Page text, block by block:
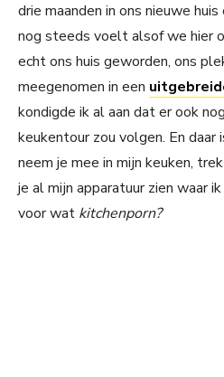
drie maanden in ons nieuwe
nog steeds voelt alsof we hier
echt ons huis geworden, ons
meegenomen in een
kondigde ik al aan dat er ook
keukentour zou volgen. En daar
neem je mee in mijn keuken,
je al mijn apparatuur zien waar
voor wat kitchenporn?